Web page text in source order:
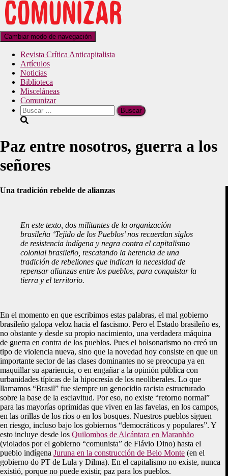
Cambiar modo de navegación
Revista Crítica Anticapitalista
Artículos
Noticias
Biblioteca
Misceláneas
Comunizar
Paz entre nosotros, guerra a los
señores
Una tradición rebelde de alianzas
En este texto, dos militantes de la organización
brasileña ‘Tejido de los Pueblos’ nos recuerdan siglos
de resistencia indígena y negra contra el capitalismo
colonial brasileño, rescatando la herencia de una
tradición de rebeliones que indican la necesidad de
repensar alianzas entre los pueblos, para conquistar la
tierra y el territorio.
En el momento en que escribimos estas palabras, el mal gobierno
brasileño galopa veloz hacia el fascismo. Pero el Estado brasileño es,
no obstante y desde su propio nacimiento, una verdadera máquina
de guerra en contra de los pueblos. Pues el bolsonarismo no creó un
tipo de violencia nueva, sino que la novedad hoy consiste en que un
importante sector de las clases dominantes no se preocupa ya en
maquillar su apariencia, o en engañar a la opinión pública con
urbanidades típicas de la hipocresía de los neoliberales. Lo que
llamamos “Brasil” fue siempre un genocidio racista estructurado
sobre la base de la esclavitud. Por eso, no existe “retorno normal”
para las mayorías oprimidas que viven en las favelas, en los campos,
en las orillas de los ríos o en los bosques. Nuestros pueblos siguen
en riesgo, incluso bajo los gobiernos “democráticos y populares”. Y
esto incluye desde los Quilombos de Alcántara en Maranhão
(violados por el gobierno “comunista” de Flávio Dino) hasta el
pueblo indígena Juruna en la construcción de Belo Monte (en el
gobierno do PT de Lula y Dilma). En el capitalismo no existe, nunca
existió, porque no puede existir, paz para los pueblos.